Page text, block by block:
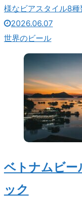
様なビアスタイル8
2026.06.07
世界のビール
ベトナムビー
ック